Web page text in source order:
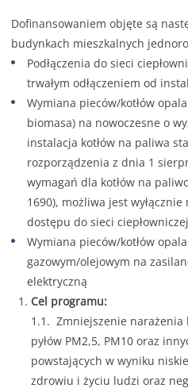
Dofinansowaniem objęte są
budynkach mieszkalnych
Podłączenia do sieci
trwałym odłączeniem od
Wymiana pieców/kotłów
biomasa) na nowoczesne o
instalacja kotłów na paliwa
rozporządzenia z dnia 1
wymagań dla kotłów na
1690), możliwa jest
dostępu do sieci
Wymiana pieców/kotłów
gazowym/olejowym na
elektryczną
Cel programu:
1.1. Zmniejszenie narażenia
pyłów PM2,5, PM10 oraz
powstających w wyniku
zdrowiu i życiu ludzi oraz